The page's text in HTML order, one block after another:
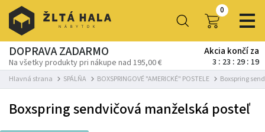
0
DOPRAVA ZADARMO
Na všetky produkty pri nákupe nad 195,00 €
Akcia končí za
3 23 29 18
Hlavná strana SPÁLŇA BOXSPRINGOVÉ "AMERICKÉ" POSTELE Boxspring
Boxspring sendvičová manželská posteľ